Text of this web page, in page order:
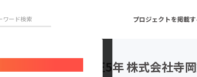
プロジェクトを掲載
創業大正5年 株式会社寺